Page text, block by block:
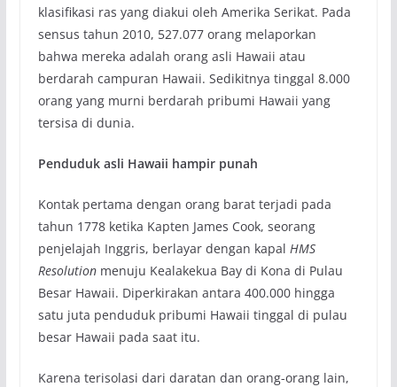
klasifikasi ras yang diakui oleh Amerika Serikat. Pada
sensus tahun 2010, 527.077 orang melaporkan
bahwa mereka adalah orang asli Hawaii atau
berdarah campuran Hawaii. Sedikitnya tinggal 8.000
orang yang murni berdarah pribumi Hawaii yang
tersisa di dunia.
Penduduk asli Hawaii hampir punah
Kontak pertama dengan orang barat terjadi pada
tahun 1778 ketika Kapten James Cook, seorang
penjelajah Inggris, berlayar dengan kapal HMS
Resolutionmenuju Kealakekua Bay di Kona di Pulau
Besar Hawaii. Diperkirakan antara 400.000 hingga
satu juta penduduk pribumi Hawaii tinggal di pulau
besar Hawaii pada saat itu.
Karena terisolasi dari daratan dan orang-orang lain,